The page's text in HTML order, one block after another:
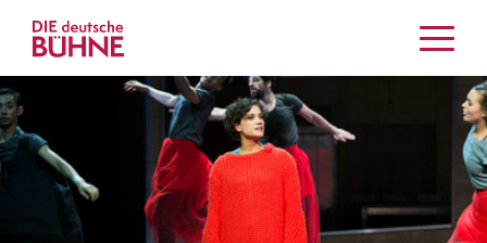
Musiktheater
Tanz
Crossover